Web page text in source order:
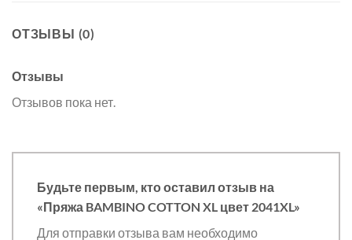
ОТЗЫВЫ (0)
Отзывы
Отзывов пока нет.
Будьте первым, кто оставил отзыв на
«Пряжа BAMBINO COTTON XL цвет 2041XL»
Для отправки отзыва вам необходимо